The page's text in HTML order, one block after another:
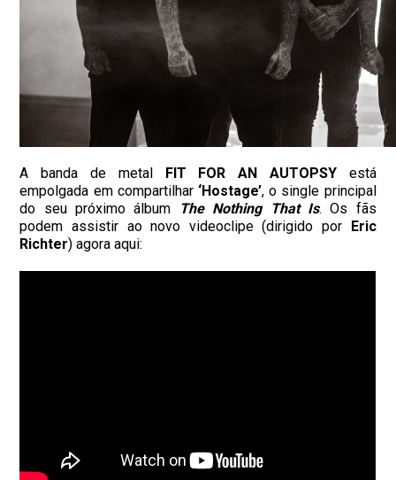
A banda de metalFIT FOR AN AUTOPSYestá
empolgada em compartilhar ‘Hostage’, o single principal
do seu próximo álbum
The Nothing That Is. Os fãs
podem assistir ao novo videoclipe (dirigido por Eric
Richter) agora aqui: